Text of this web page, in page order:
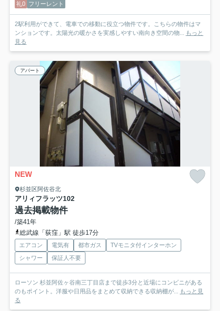
礼0 フリーレント
2駅利用ができて、電車での移動に役立つ物件です。こちらの物件はマ
ンションです。太陽光の暖かさを実感しやすい南向き空間の物... もっと
見る
アパート
NEW
杉並区阿佐谷北
アリィフラッツ102
過去掲載物件
/築41年
総武線「荻窪」駅 徒歩17分
エアコン 電気有 都市ガス
TVモニタ付インターホン
シャワー
保証人不要
ローソン 杉並阿佐ヶ谷南三丁目店まで徒歩3分と近場にコンビニがある
のもポイント。洋服や日用品をまとめて収納できる収納棚が... もっと見
る